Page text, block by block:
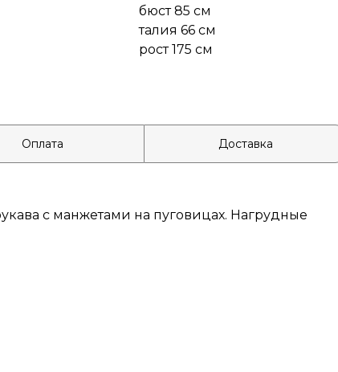
бюст 85 см
талия 66 см
рост 175 см
Оплата Доставка
с манжетами на пуговицах. Нагрудные